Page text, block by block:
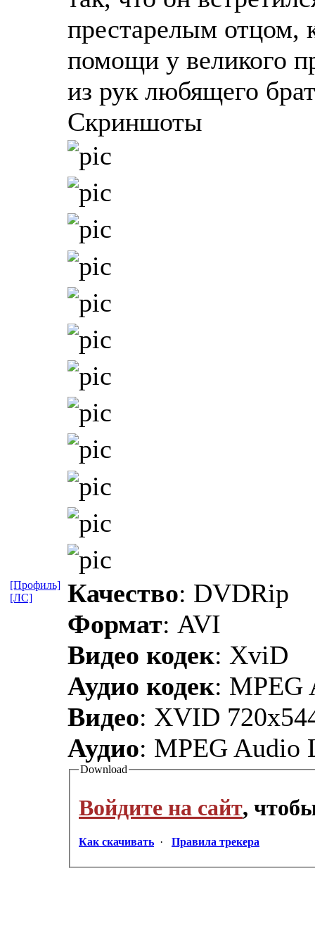
престарелым отцом,
помощи у великого
из рук любящего
Скриншоты
Качество: DVDRip
Формат: AVI
Видео кодек: XviD
Аудио кодек: MPEG
Видео: XVID
Аудио: MPEG Audio
Download
Войдите на сайт,
Как скачивать · Правила трекера
[Профиль]
[ЛС]